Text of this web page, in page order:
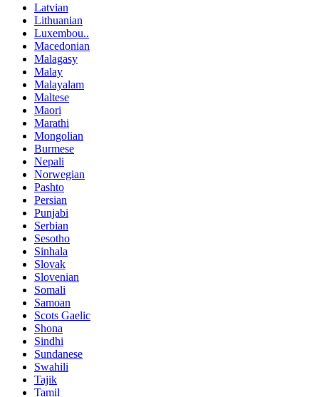
Latvian
Lithuanian
Luxembou..
Macedonian
Malagasy
Malay
Malayalam
Maltese
Maori
Marathi
Mongolian
Burmese
Nepali
Norwegian
Pashto
Persian
Punjabi
Serbian
Sesotho
Sinhala
Slovak
Slovenian
Somali
Samoan
Scots Gaelic
Shona
Sindhi
Sundanese
Swahili
Tajik
Tamil